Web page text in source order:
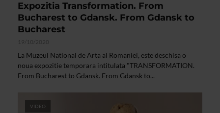
Expozitia Transformation. From
Bucharest to Gdansk. From Gdansk to
Bucharest
19/10/2020
La Muzeul National de Arta al Romaniei, este deschisa o
noua expozitie temporara intitulata "TRANSFORMATION.
From Bucharest to Gdansk. From Gdansk to...
VIDEO